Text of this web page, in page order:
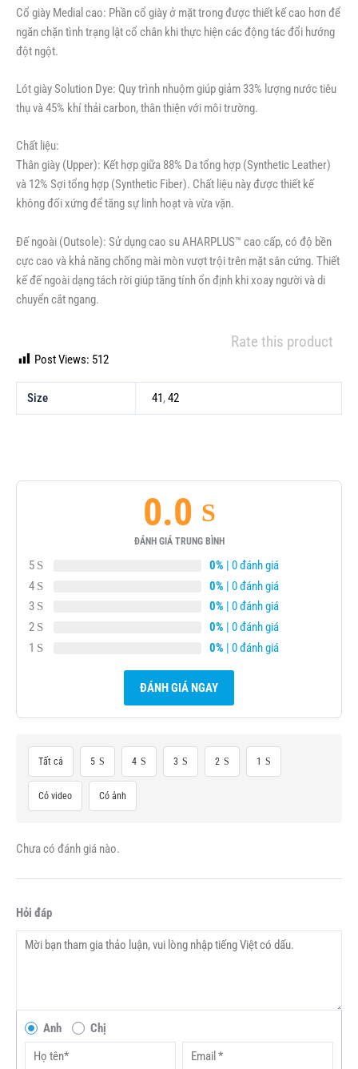
Cổ giày Medial cao: Phần cổ giày ở mặt trong được thiết kế cao hơn để
ngăn chặn tình trạng lật cổ chân khi thực hiện các động tác đổi hướng
đột ngột.
Lót giày Solution Dye: Quy trình nhuộm giúp giảm 33% lượng nước tiêu
thụ và 45% khí thải carbon, thân thiện với môi trường.
Chất liệu:
Thân giày (Upper): Kết hợp giữa 88% Da tổng hợp (Synthetic Leather)
và 12% Sợi tổng hợp (Synthetic Fiber). Chất liệu này được thiết kế
không đối xứng để tăng sự linh hoạt và vừa vặn.
Đế ngoài (Outsole): Sử dụng cao su AHARPLUS™ cao cấp, có độ bền
cực cao và khả năng chống mài mòn vượt trội trên mặt sân cứng. Thiết
kế đế ngoài dạng tách rời giúp tăng tính ổn định khi xoay người và di
chuyển cắt ngang.
Rate this product
Post Views: 512
Size 41 ,42
0.0
ĐÁNH GIÁ TRUNG BÌNH
5 0% | 0 đánh giá
4
0% | 0 đánh giá
3
0% | 0 đánh giá
2
0% | 0 đánh giá
1
0% | 0 đánh giá
ĐÁNH GIÁ NGAY
Tất cả 5 4 3 2 1
Có video Có ảnh
Chưa có đánh giá nào.
Hỏi đáp
Anh Chị